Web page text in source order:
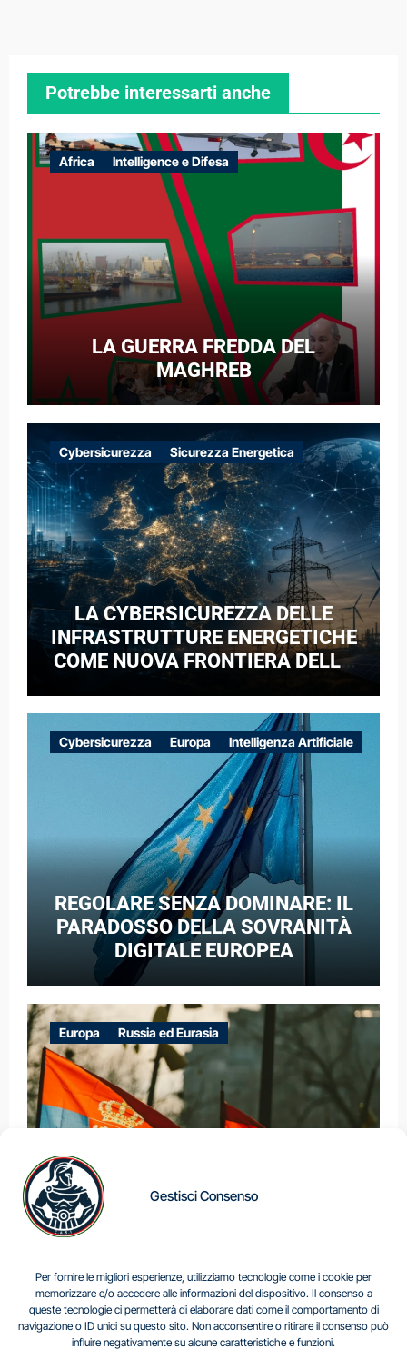
Gestisci Consenso
Per fornire le migliori esperienze, utilizziamo tecnologie come i cookie per
memorizzare e/o accedere alle informazioni del dispositivo. Il consenso a
queste tecnologie ci permetterà di elaborare dati come il comportamento di
navigazione o ID unici su questo sito. Non acconsentire o ritirare il consenso può
influire negativamente su alcune caratteristiche e funzioni.
Potrebbe interessarti anche
Africa Intelligence e Difesa
LA GUERRA FREDDA DEL
MAGHREB
Cybersicurezza Sicurezza Energetica
LA CYBERSICUREZZA DELLE
INFRASTRUTTURE ENERGETICHE
COME NUOVA FRONTIERA DELLA
CASO DELLE RETI ELETTRICHE
EUROPEE NEL CONTESTO DELLA
GUERRA IBRIDA
Cybersicurezza Europa Intelligenza Artificiale
REGOLARE SENZA DOMINARE: IL
PARADOSSO DELLA SOVRANITÀ
DIGITALE EUROPEA
Europa Russia ed Eurasia
Centro Analisi e Studi Italus © Tutti i diritti riservati